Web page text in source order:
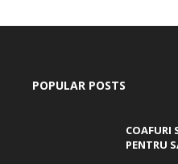
POPULAR POSTS
COAFURI
PENTRU